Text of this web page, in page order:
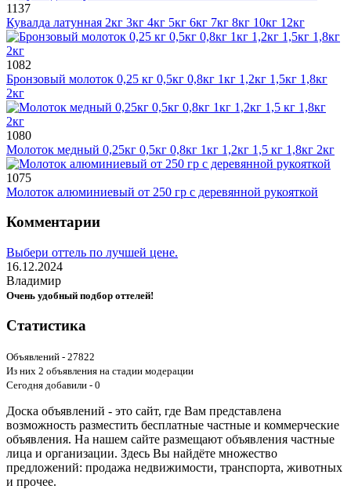
1137
Кувалда латунная 2кг 3кг 4кг 5кг 6кг 7кг 8кг 10кг 12кг
1082
Бронзовый молоток 0,25 кг 0,5кг 0,8кг 1кг 1,2кг 1,5кг 1,8кг
2кг
1080
Молоток медный 0,25кг 0,5кг 0,8кг 1кг 1,2кг 1,5 кг 1,8кг 2кг
1075
Молоток алюминиевый от 250 гр с деревянной рукояткой
Комментарии
Выбери оттель по лучшей цене.
16.12.2024
Владимир
Очень удобный подбор оттелей!
Статистика
Объявлений - 27822
Из них 2 объявления на стадии модерации
Сегодня добавили - 0
Доска объявлений - это сайт, где Вам представлена
возможность разместить бесплатные частные и коммерческие
объявления. На нашем сайте размещают объявления частные
лица и организации. Здесь Вы найдёте множество
предложений: продажа недвижимости, транспорта, животных
и прочее.